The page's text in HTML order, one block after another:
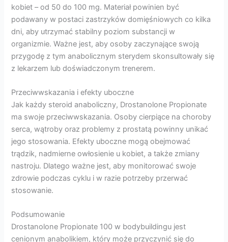
kobiet – od 50 do 100 mg. Materiał powinien być
podawany w postaci zastrzyków domięśniowych co kilka
dni, aby utrzymać stabilny poziom substancji w
organizmie. Ważne jest, aby osoby zaczynające swoją
przygodę z tym anabolicznym sterydem skonsultowały się
z lekarzem lub doświadczonym trenerem.
Przeciwwskazania i efekty uboczne
Jak każdy steroid anaboliczny, Drostanolone Propionate
ma swoje przeciwwskazania. Osoby cierpiące na choroby
serca, wątroby oraz problemy z prostatą powinny unikać
jego stosowania. Efekty uboczne mogą obejmować
trądzik, nadmierne owłosienie u kobiet, a także zmiany
nastroju. Dlatego ważne jest, aby monitorować swoje
zdrowie podczas cyklu i w razie potrzeby przerwać
stosowanie.
Podsumowanie
Drostanolone Propionate 100 w bodybuildingu jest
cenionym anabolikiem, który może przyczynić się do